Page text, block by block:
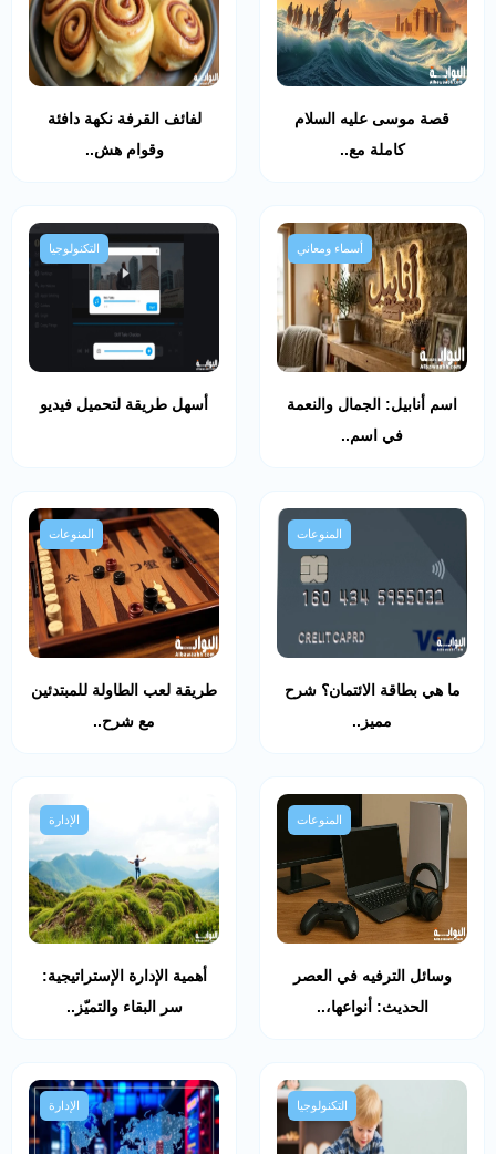
قصة موسى عليه السلام
كاملة مع..
لفائف القرفة نكهة دافئة
وقوام هش..
أسماء ومعاني
اسم أنابيل: الجمال والنعمة
في اسم..
التكنولوجيا
أسهل طريقة لتحميل فيديو
المنوعات
ما هي بطاقة الائتمان؟ شرح
مميز..
المنوعات
طريقة لعب الطاولة للمبتدئين
مع شرح..
المنوعات
وسائل الترفيه في العصر
الحديث: أنواعها،..
الإدارة
أهمية الإدارة الإستراتيجية:
سر البقاء والتميّز..
التكنولوجيا الإدارة